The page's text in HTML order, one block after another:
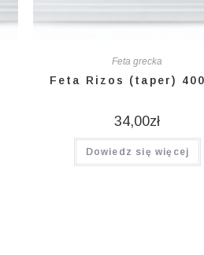
Feta grecka
Feta Rizos (taper)
34,00zł
Dowiedz się więcej